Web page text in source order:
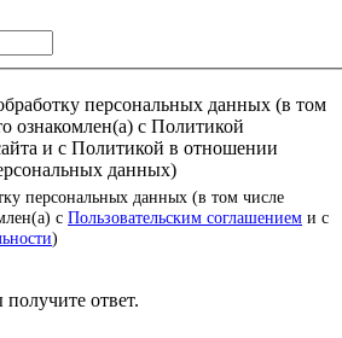
персональных данных (в том
ознакомлен(а) с Политикой
и с Политикой в отношении
данных)
персональных данных (в том числе
с Пользовательским соглашением и с
)
ответ.